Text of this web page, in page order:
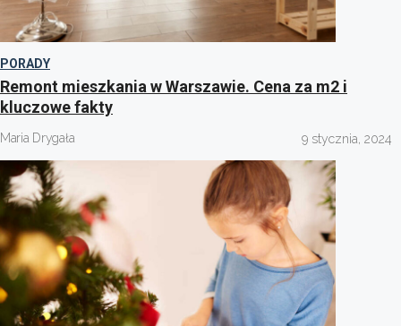
PORADY
Remont mieszkania w Warszawie. Cena za m2 i
kluczowe fakty
Maria Drygała 9 stycznia, 2024